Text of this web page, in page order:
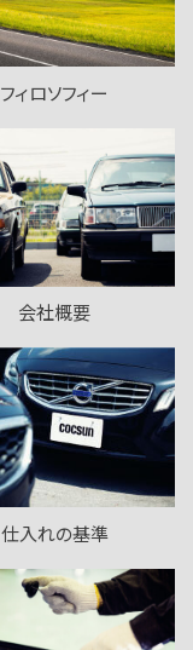
フィロソフィー
会社概要
仕入れの基準